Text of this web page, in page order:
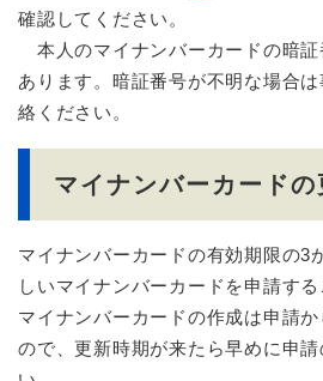
確認してください。
本人のマイナンバーカードの暗
あります。暗証番号が不明な場合
絡ください。
マイナンバーカード
マイナンバーカードの有効期限の3
しいマイナンバーカードを申請する
マイナンバーカードの作成は申請
ので、更新時期が来たら早めに申